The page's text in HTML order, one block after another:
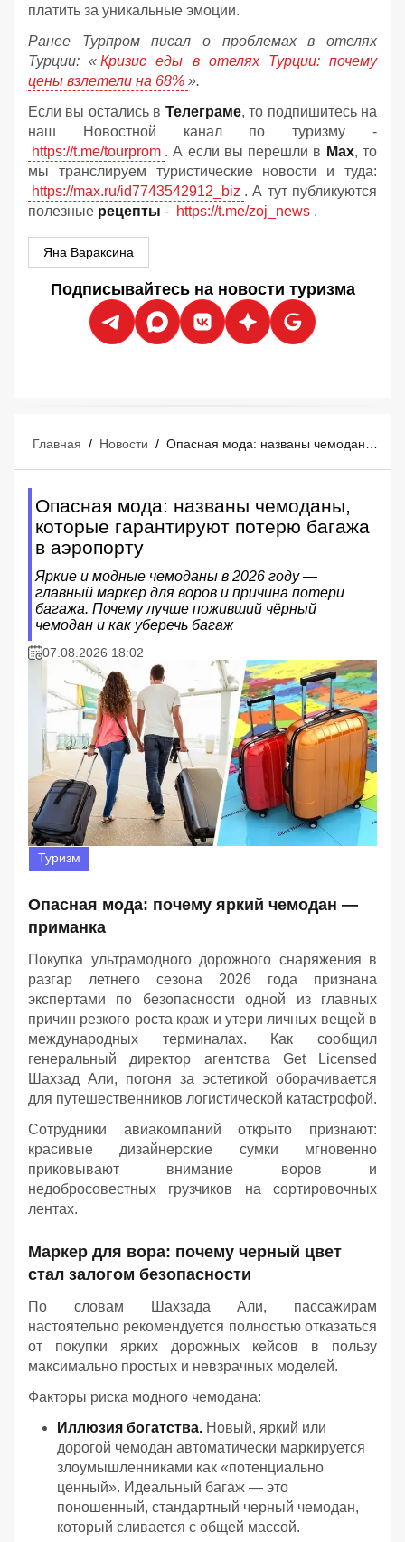
платить за уникальные эмоции.
Ранее Турпром писал о проблемах в отелях
Турции: « Кризис еды в отелях Турции: почему
цены взлетели на 68% ».
Если вы остались в Телеграме, то подпишитесь на
наш Новостной канал по туризму -
https://t.me/tourprom . А если вы перешли в Мах, то
мы транслируем туристические новости и туда:
https://max.ru/id7743542912_biz . А тут публикуются
полезные рецепты - https://t.me/zoj_news .
Яна Вараксина
Подписывайтесь на новости туризма
Главная / Новости /
Опасная мода: названы чемоданы,
которые гарантируют потерю багажа
в аэропорту
Яркие и модные чемоданы в 2026 году —
главный маркер для воров и причина потери
багажа. Почему лучше поживший чёрный
чемодан и как уберечь багаж
07.08.2026 18:02
Туризм
Опасная мода: почему яркий чемодан —
приманка
Покупка ультрамодного дорожного снаряжения в
разгар летнего сезона 2026 года признана
экспертами по безопасности одной из главных
причин резкого роста краж и утери личных вещей в
международных терминалах. Как сообщил
генеральный директор агентства Get Licensed
Шахзад Али, погоня за эстетикой оборачивается
для путешественников логистической катастрофой.
Сотрудники авиакомпаний открыто признают:
красивые дизайнерские сумки мгновенно
приковывают внимание воров и
недобросовестных грузчиков на сортировочных
лентах.
Маркер для вора: почему черный цвет
стал залогом безопасности
По словам Шахзада Али, пассажирам
настоятельно рекомендуется полностью отказаться
от покупки ярких дорожных кейсов в пользу
максимально простых и невзрачных моделей.
Факторы риска модного чемодана:
Иллюзия богатства. Новый, яркий или
дорогой чемодан автоматически маркируется
злоумышленниками как «потенциально
ценный». Идеальный багаж — это
поношенный, стандартный черный чемодан,
который сливается с общей массой.